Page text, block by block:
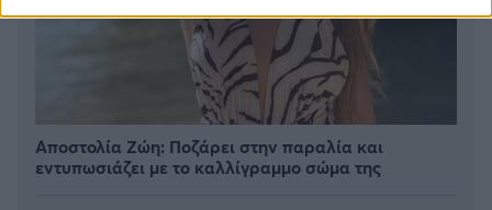
Αποστολία Ζώη: Ποζάρει στην παραλία και
εντυπωσιάζει με το καλλίγραμμο σώμα της